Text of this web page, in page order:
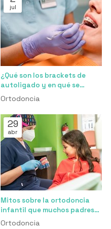
jul
¿Qué son los brackets de
autoligado y en qué se
diferencian de los
Ortodoncia
29
abr
Mitos sobre la ortodoncia
infantil que muchos padres
creen
Ortodoncia